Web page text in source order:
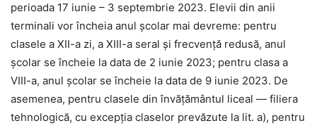
perioada 17 iunie – 3 septembrie 2023. Elevii din anii
terminali vor încheia anul școlar mai devreme: pentru
clasele a XII-a zi, a XIII-a seral și frecvență redusă, anul
școlar se încheie la data de 2 iunie 2023; pentru clasa a
VIII-a, anul școlar se încheie la data de 9 iunie 2023. De
asemenea, pentru clasele din învățământul liceal — filiera
tehnologică, cu excepția claselor prevăzute la lit. a), pentru